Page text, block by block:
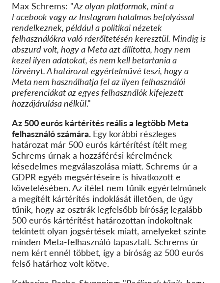
Max Schrems: "Az olyan platformok, mint a
Facebook vagy az Instagram hatalmas befolyással
rendelkeznek, például a politikai nézetek
felhasználókra való ráerőltetésén keresztül. Mindig is
abszurd volt, hogy a Meta azt állította, hogy nem
kezel ilyen adatokat, és nem kell betartania a
törvényt. A határozat egyértelművé teszi, hogy a
Meta nem használhatja fel az ilyen felhasználói
preferenciákat az egyes felhasználók kifejezett
hozzájárulása nélkül."
Az 500 eurós kártérítés reális a legtöbb Meta
felhasználó számára. Egy korábbi részleges
határozat már 500 eurós kártérítést ítélt meg
Schrems úrnak a hozzáférési kérelmének
késedelmes megválaszolása miatt. Schrems úr a
GDPR egyéb megsértéseire is hivatkozott e
követelésében. Az ítélet nem tűnik egyértelműnek
a megítélt kártérítés indoklását illetően, de úgy
tűnik, hogy az osztrák legfelsőbb bíróság legalább
500 eurós kártérítést határozottan indokoltnak
tekintett olyan jogsértések miatt, amelyeket szinte
minden Meta-felhasználó tapasztalt. Schrems úr
nem kért ennél többet, így a bíróság az 500 eurós
felső határhoz volt kötve.